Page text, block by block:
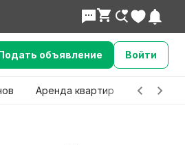
объявление Войти
Аренда квартир Детские